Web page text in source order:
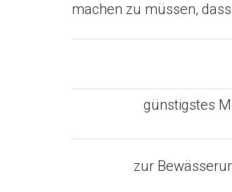
machen zu müssen,
günstigstes
zur